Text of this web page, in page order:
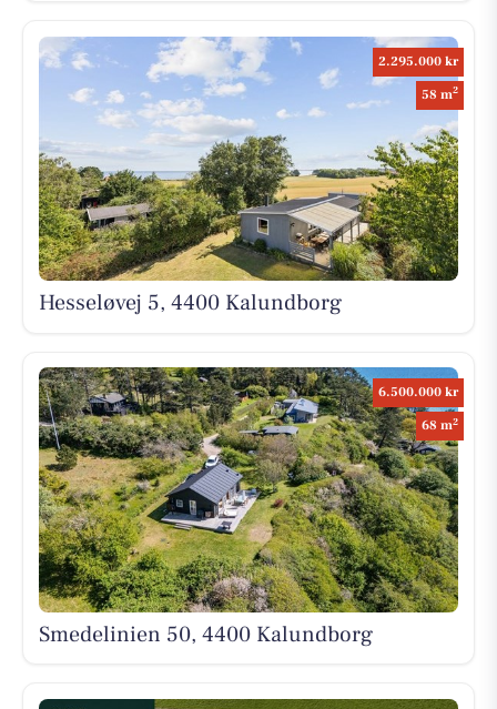
2.295.000 kr
58 m2
Hesseløvej 5, 4400 Kalundborg
6.500.000 kr
68 m2
Smedelinien 50, 4400 Kalundborg